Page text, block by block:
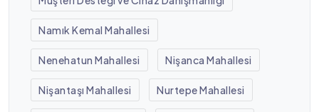
Namık Kemal Mahallesi
Nenehatun Mahallesi Nişanca Mahallesi
Nişantaşı Mahallesi Nurtepe Mahallesi